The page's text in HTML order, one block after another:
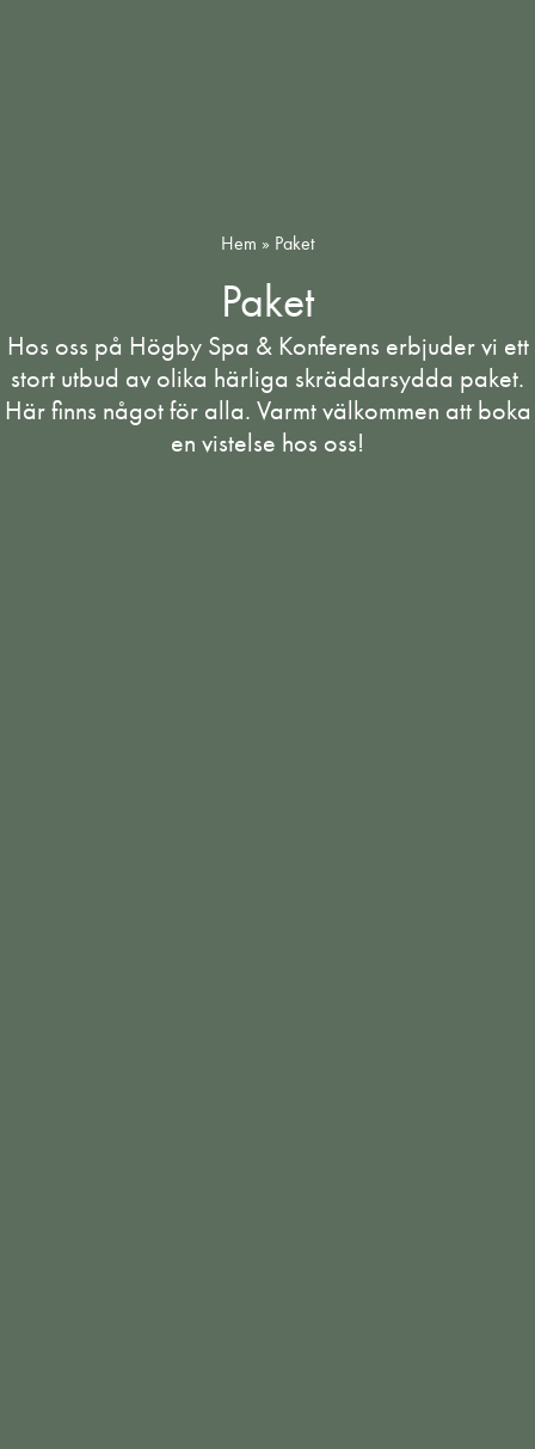
Hem » Paket
Paket
Hos oss på Högby Spa & Konferens erbjuder vi ett
stort utbud av olika härliga skräddarsydda paket.
Här finns något för alla. Varmt välkommen att boka
en vistelse hos oss!